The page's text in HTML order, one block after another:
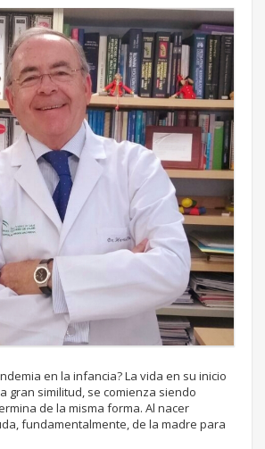
en la infancia? La vida en su inicio
gran similitud, se comienza siendo
de la misma forma. Al nacer
fundamentalmente, de la madre para